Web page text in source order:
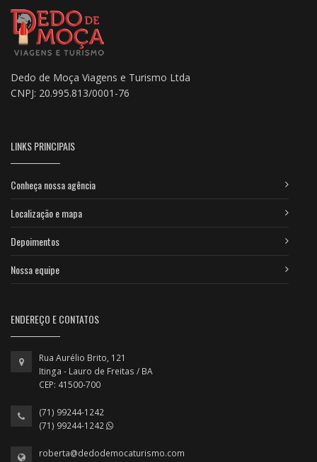
Dedo de Moça Viagens e Turismo Ltda
CNPJ: 20.995.813/0001-76
LINKS PRINCIPAIS
Conheça nossa agência
Localização e mapa
Depoimentos
Nossa equipe
ENDEREÇO E CONTATOS
Rua Aurélio Brito, 121
Itinga - Lauro de Freitas / BA
CEP: 41500-700
(71) 99244-1242
(71) 99244-1242
roberta@dedodemocaturismo.com